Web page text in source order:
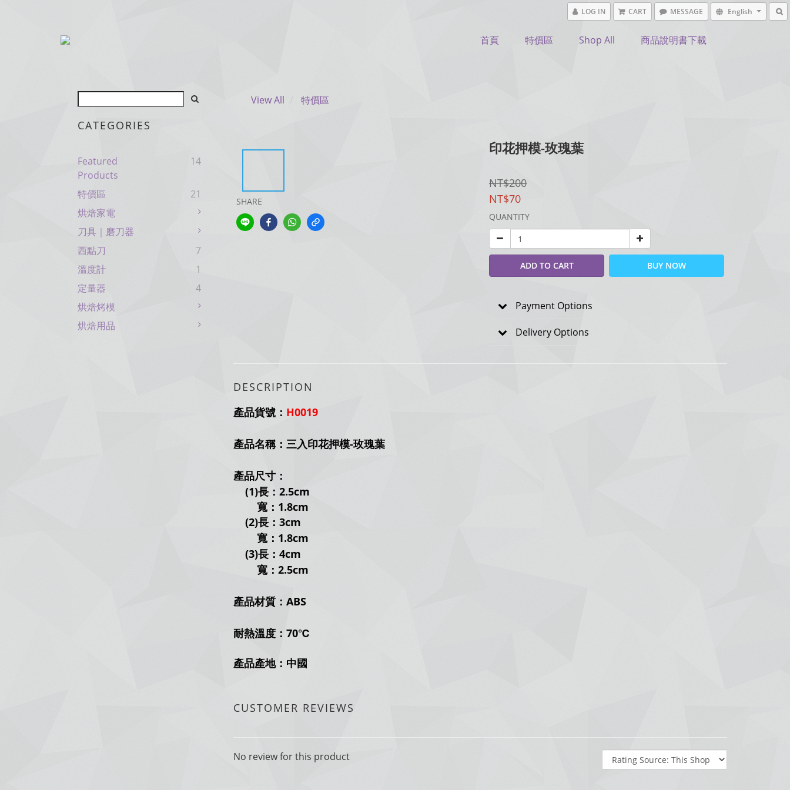
LOG IN CART MESSAGE English
首頁 特價區 Shop All 商品說明書下載
CATEGORIES
Featured
Products
14
特價區
21
烘焙家電
刀具｜磨刀器
西點刀
7
溫度計
1
定量器
4
烘焙烤模
烘焙用品
View All 特價區
SHARE
印花押模-玫瑰葉
NT$200
NT$70
QUANTITY
ADD TO CART BUY NOW
Payment Options
Delivery Options
DESCRIPTION
產品貨號： H0019
產品名稱：三入印花押模-玫瑰葉
產品尺寸：
(1)長 ：2.5cm
寬：1.8cm
(2)長 ：3cm
寬：1.8cm
(3)長：4cm
寬：2.5cm
產品材質：ABS
耐熱溫度：70℃
產品產地：中國
CUSTOMER REVIEWS
No review for this product